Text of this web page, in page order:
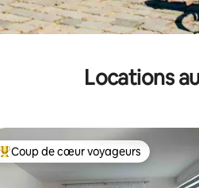
Locations
Coup de cœur voyageurs parmi les
Coup de cœur voyageurs